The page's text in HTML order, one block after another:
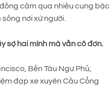
cảm qua nhiều cung bậc
nơi xứ người.
sợ hai mình mà vẫn cô đơn.
Bến Tàu Ngư Phủ,
đạp xe xuyên Cầu Cổng